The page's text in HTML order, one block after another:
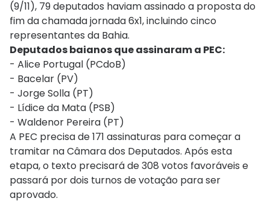
(9/11), 79 deputados haviam assinado a proposta do
fim da chamada jornada 6x1, incluindo cinco
representantes da Bahia.
Deputados baianos que assinaram a PEC:
- Alice Portugal (PCdoB)
- Bacelar (PV)
- Jorge Solla (PT)
- Lídice da Mata (PSB)
- Waldenor Pereira (PT)
A PEC precisa de 171 assinaturas para começar a
tramitar na Câmara dos Deputados. Após esta
etapa, o texto precisará de 308 votos favoráveis e
passará por dois turnos de votação para ser
aprovado.